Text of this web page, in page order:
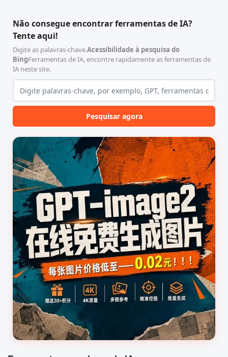
Nature、Science、Cell 等）
的论文撰写与发表流程设计。
该工具集以智能体插...
（如 VPS）设计。它完全采用
无需安装...
Não consegue encontrar ferramentas de IA?
Tente aqui!
Digite as palavras-chave.Acessibilidade à pesquisa do
BingFerramentas de IA, encontre rapidamente as ferramentas de
IA neste site.
Pesquisar agora